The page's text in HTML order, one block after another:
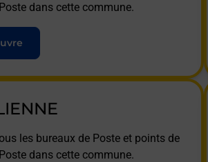
dans cette commune.
les bureaux de Poste et points de
dans cette commune.